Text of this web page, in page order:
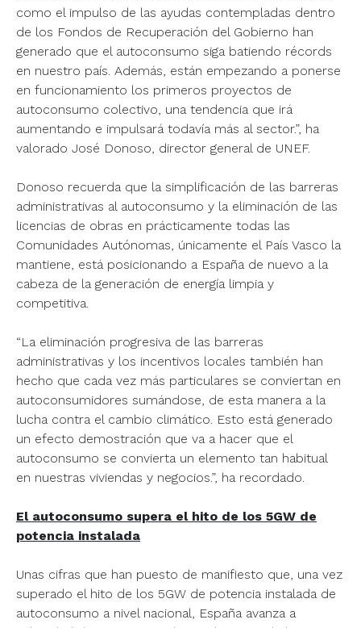
como el impulso de las ayudas contempladas dentro
de los Fondos de Recuperación del Gobierno han
generado que el autoconsumo siga batiendo récords
en nuestro país. Además, están empezando a ponerse
en funcionamiento los primeros proyectos de
autoconsumo colectivo, una tendencia que irá
aumentando e impulsará todavía más al sector.”, ha
valorado José Donoso, director general de UNEF.
Donoso recuerda que la simplificación de las barreras
administrativas al autoconsumo y la eliminación de las
licencias de obras en prácticamente todas las
Comunidades Autónomas, únicamente el País Vasco la
mantiene, está posicionando a España de nuevo a la
cabeza de la generación de energía limpia y
competitiva.
“La eliminación progresiva de las barreras
administrativas y los incentivos locales también han
hecho que cada vez más particulares se conviertan en
autoconsumidores sumándose, de esta manera a la
lucha contra el cambio climático. Esto está generado
un efecto demostración que va a hacer que el
autoconsumo se convierta un elemento tan habitual
en nuestras viviendas y negocios.”, ha recordado.
El autoconsumo supera el hito de los 5GW de
potencia instalada
Unas cifras que han puesto de manifiesto que, una vez
superado el hito de los 5GW de potencia instalada de
autoconsumo a nivel nacional, España avanza a